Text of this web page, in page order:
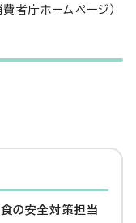
者庁ホームページ）
の安全対策担当